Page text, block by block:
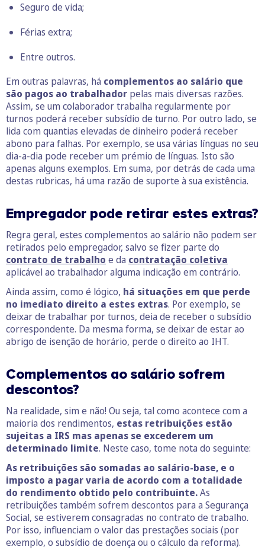
Seguro de vida;
Férias extra;
Entre outros.
Em outras palavras, há complementos ao salário que
são pagos ao trabalhador pelas mais diversas razões.
Assim, se um colaborador trabalha regularmente por
turnos poderá receber subsídio de turno. Por outro lado, se
lida com quantias elevadas de dinheiro poderá receber
abono para falhas. Por exemplo, se usa várias línguas no seu
dia-a-dia pode receber um prémio de línguas. Isto são
apenas alguns exemplos. Em suma, por detrás de cada uma
destas rubricas, há uma razão de suporte à sua existência.
Empregador pode retirar estes extras?
Regra geral, estes complementos ao salário não podem ser
retirados pelo empregador, salvo se fizer parte do
contrato de trabalho e da contratação coletiva
aplicável ao trabalhador alguma indicação em contrário.
Ainda assim, como é lógico, há situações em que perde
no imediato direito a estes extras. Por exemplo, se
deixar de trabalhar por turnos, deia de receber o subsídio
correspondente. Da mesma forma, se deixar de estar ao
abrigo de isenção de horário, perde o direito ao IHT.
Complementos ao salário sofrem
descontos?
Na realidade, sim e não! Ou seja, tal como acontece com a
maioria dos rendimentos, estas retribuições estão
sujeitas a IRS mas apenas se excederem um
determinado limite. Neste caso, tome nota do seguinte:
As retribuições são somadas ao salário-base, e o
imposto a pagar varia de acordo com a totalidade
do rendimento obtido pelo contribuinte.As
retribuições também sofrem descontos para a Segurança
Social, se estiverem consagradas no contrato de trabalho.
Por isso, influenciam o valor das prestações sociais (por
exemplo, o subsídio de doença ou o cálculo da reforma).